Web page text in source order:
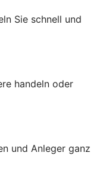
Sie schnell und
handeln oder
und Anleger ganz